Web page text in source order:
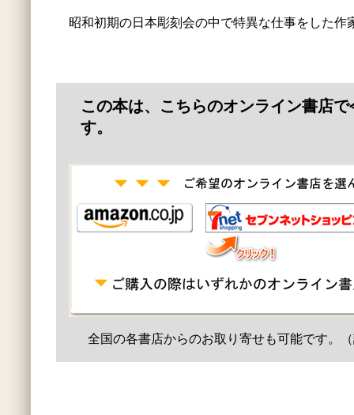
昭和初期の日本彫刻会の中で特異な仕事をした作
この本は、こちらのオンライン書店
す。
全国の各書店からのお取り寄せも可能です。